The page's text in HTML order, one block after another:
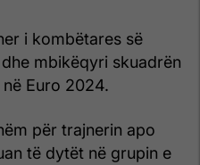
i kombëtares së
mbikëqyri skuadrën
Euro 2024.
për trajnerin apo
të dytët në grupin e